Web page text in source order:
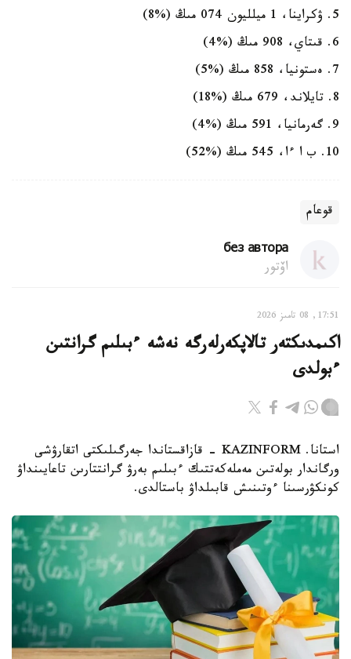
5. ۋكراينا، 1 ميلليون 074 مىڭ (%8)
6. قىتاي، 908 مىڭ (%4)
7. ەستونيا، 858 مىڭ (%5)
8. تايلاند، 679 مىڭ (%18)
9. گەرمانيا، 591 مىڭ (%4)
10. ب ا ءا، 545 مىڭ (%52)
قوعام
без автора
اۆتور
17:51, 08 تامىز 2026
اكىمدىكتەر تالاپكەرلەرگە نەشە ءبىلىم گرانتىن
ءبولدى
استانا. KAZINFORM - قازاقستاندا جەرگىلىكتى اتقارۋشى
ورگاندار بولەتىن مەملەكەتتىك ءبىلىم بەرۋ گرانتتارىن تاعايىنداۋ
كونكۋرسىنا ءوتىنىش قابىلداۋ باستالدى.